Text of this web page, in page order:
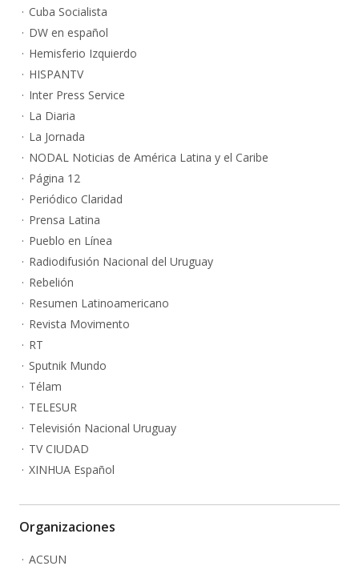
Cuba Socialista
DW en español
Hemisferio Izquierdo
HISPANTV
Inter Press Service
La Diaria
La Jornada
NODAL Noticias de América Latina y el Caribe
Página 12
Periódico Claridad
Prensa Latina
Pueblo en Línea
Radiodifusión Nacional del Uruguay
Rebelión
Resumen Latinoamericano
Revista Movimento
RT
Sputnik Mundo
Télam
TELESUR
Televisión Nacional Uruguay
TV CIUDAD
XINHUA Español
Organizaciones
ACSUN